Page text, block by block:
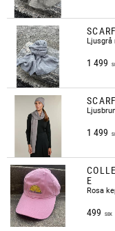
Ljusgrå
1 499
1 499
E
Rosa
499 SEK